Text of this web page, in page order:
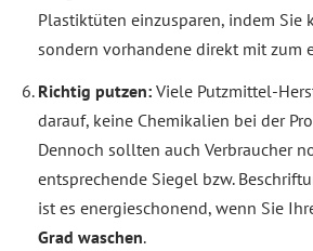
Plastiktüten einzusparen, indem Sie
sondern vorhandene direkt mit zum
Richtig putzen: Viele Putzmittel-
darauf, keine Chemikalien bei der
Dennoch sollten auch Verbraucher
entsprechende Siegel bzw.
ist es energieschonend, wenn Sie
Grad waschen.